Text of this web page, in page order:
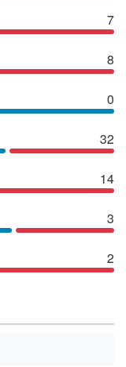
7
8
0
32
14
3
2